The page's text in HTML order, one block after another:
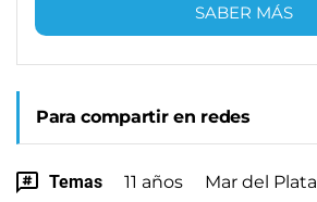
SABER MÁS
Para compartir en redes
Temas 11 años Mar del Plata